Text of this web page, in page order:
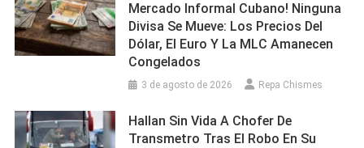
Mercado Informal Cubano! Ninguna
Divisa Se Mueve: Los Precios Del
Dólar, El Euro Y La MLC Amanecen
Congelados
3 de agosto de 2026 Repa Chismes
Hallan Sin Vida A Chofer De
Transmetro Tras El Robo En Su